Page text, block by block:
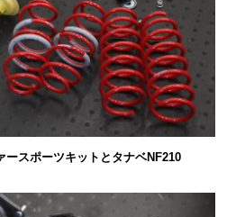
スポーツキットとタナベNF210